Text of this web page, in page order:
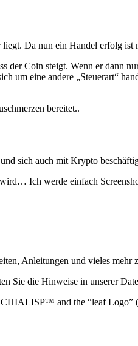
Da nun ein Handel erfolg ist
Coin steigt. Wenn er dann
um eine andere „Steuerart“
bereitet..
sich auch mit Krypto
Ich werde einfach
Anleitungen und vieles
die Hinweise in unserer
and the “leaf Logo”